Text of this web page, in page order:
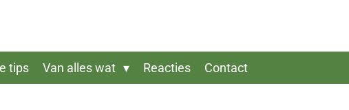
tips Van alles wat Reacties Contact